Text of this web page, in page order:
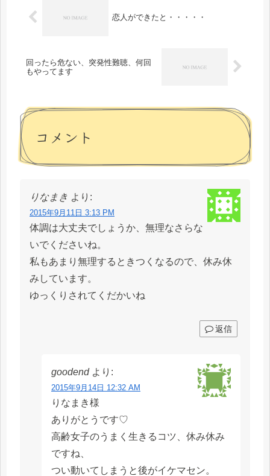
恋人ができたと・・・・・
回ったら危ない、突発性難聴、何回
もやってます
コメント
りなまき より:
2015年9月11日 3:13 PM
体調は大丈夫でしょうか、無理なさらな
いでくださいね。
私もあまり無理するときつくなるので、休み休
みしています。
ゆっくりされてくだかいね
返信
goodend より:
2015年9月14日 12:32 AM
りなまき様
ありがとうです♡
高齢女子のうまく生きるコツ、休み休み
ですね、
つい動いてしまうと後がイケマセン。